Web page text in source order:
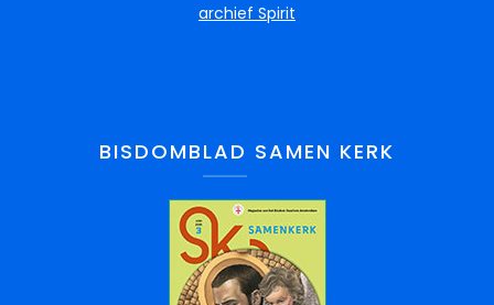
archief Spirit
BISDOMBLAD SAMEN KERK